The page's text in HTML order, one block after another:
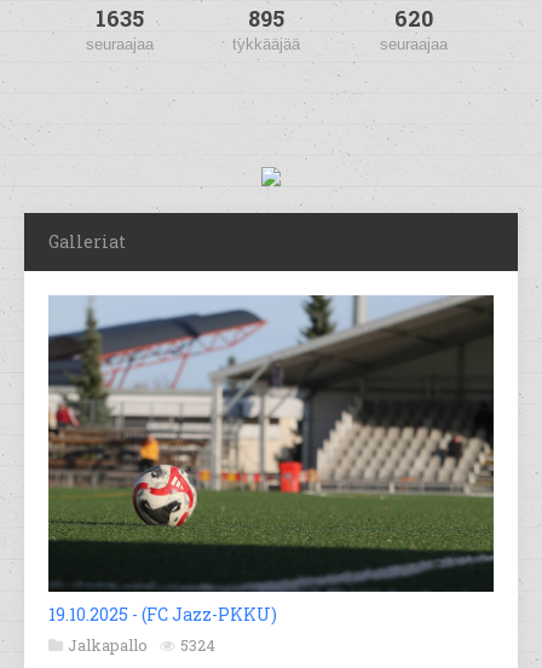
1635
seuraajaa
895
tykkääjää
620
seuraajaa
Galleriat
19.10.2025 - (FC Jazz-PKKU)
Jalkapallo 5324